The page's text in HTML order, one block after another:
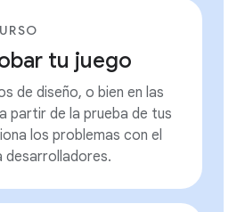
tu juego
de diseño, o bien en las
partir de la prueba de tus
los problemas con el
desarrolladores.